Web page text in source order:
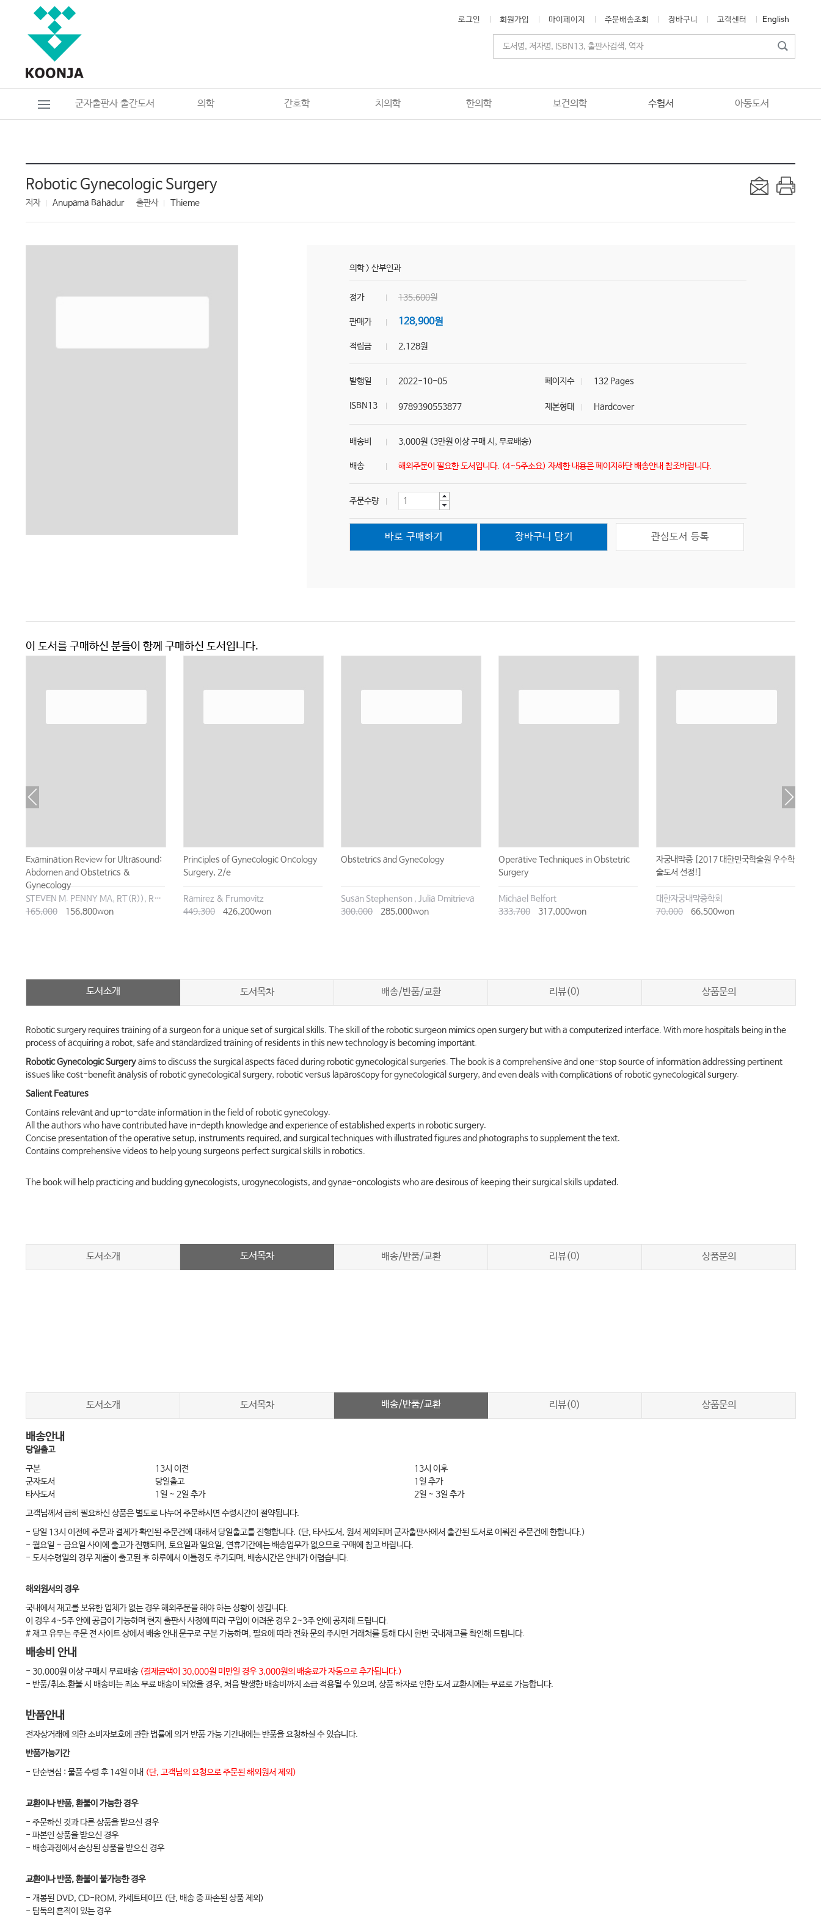
로그인 회원가입 마이페이지 주문배송조회 장바구니 고객센터 English
군자출판사 출간도서 의학 간호학 치의학 한의학 보건의학 수험서 아동도서
Robotic Gynecologic Surgery
저자 Anupama Bahadur 출판사 Thieme
의학> 산부인과
정가 135,600원
판매가 128,900원
적립금 2,128원
발행일 2022-10-05 페이지수 132 Pages
ISBN13 9789390553877 제본형태 Hardcover
배송비 3,000원 (3만원 이상 구매 시, 무료배송)
배송 해외주문이 필요한 도서입니다. (4~5주소요) 자세한 내용은 페이지하단 배송안내 참조바랍니다.
주문수량
바로 구매하기 장바구니 담기 관심도서 등록
이 도서를 구매하신 분들이 함께 구매하신 도서입니다.
Examination Review for Ultrasound:
Abdomen and Obstetrics &
Gynecology
STEVEN M. PENNY MA, RT(R)), RDMS
165,000
156,800won
Principles of Gynecologic Oncology
Surgery, 2/e
Ramirez & Frumovitz
449,300
426,200won
Obstetrics and Gynecology
Susan Stephenson , Julia Dmitrieva
300,000
285,000won
Operative Techniques in Obstetric
Surgery
Michael Belfort
333,700
317,000won
자궁내막증 [2017 대한민국학술원 우수학
술도서 선정!]
대한자궁내막증학회
70,000
66,500won
도서소개 도서목차 배송/반품/교환 리뷰(0) 상품문의
Robotic surgery requires training of a surgeon for a unique set of surgical skills. The skill of the robotic surgeon mimics open surgery but with a computerized interface. With more hospitals being in the
process of acquiring a robot, safe and standardized training of residents in this new technology is becoming important.
Robotic Gynecologic Surgeryaims to discuss the surgical aspects faced during robotic gynecological surgeries. The book is a comprehensive and one-stop source of information addressing pertinent
issues like cost-benefit analysis of robotic gynecological surgery, robotic versus laparoscopy for gynecological surgery, and even deals with complications of robotic gynecological surgery.
Salient Features
Contains relevant and up-to-date information in the field of robotic gynecology.
All the authors who have contributed have in-depth knowledge and experience of established experts in robotic surgery.
Concise presentation of the operative setup, instruments required, and surgical techniques with illustrated figures and photographs to supplement the text.
Contains comprehensive videos to help young surgeons perfect surgical skills in robotics.
The book will help practicing and budding gynecologists, urogynecologists, and gynae-oncologists who are desirous of keeping their surgical skills updated.
도서소개 도서목차 배송/반품/교환 리뷰(0) 상품문의
도서소개 도서목차 배송/반품/교환 리뷰(0) 상품문의
배송안내
당일출고
구분
13시 이전
13시 이후
군자도서
당일출고
1일 추가
타사도서
1일 ~ 2일 추가
2일 ~ 3일 추가
고객님께서 급히 필요하신 상품은 별도로 나누어 주문하시면 수령시간이 절약됩니다.
- 당일 13시 이전에 주문과 결제가 확인된 주문건에 대해서 당일출고를 진행합니다. (단, 타사도서, 원서 제외되며 군자출판사에서 출간된 도서로 이뤄진 주문건에 한합니다.)
- 월요일 ~ 금요일 사이에 출고가 진행되며, 토요일과 일요일, 연휴기간에는 배송업무가 없으므로 구매에 참고 바랍니다.
- 도서수령일의 경우 제품이 출고된 후 하루에서 이틀정도 추가되며, 배송시간은 안내가 어렵습니다.
해외원서의 경우
국내에서 재고를 보유한 업체가 없는 경우 해외주문을 해야 하는 상황이 생깁니다.
이 경우 4~5주 안에 공급이 가능하며 현지 출판사 사정에 따라 구입이 어려운 경우 2~3주 안에 공지해 드립니다.
# 재고 유무는 주문 전 사이트 상에서 배송 안내 문구로 구분 가능하며, 필요에 따라 전화 문의 주시면 거래처를 통해 다시 한번 국내재고를 확인해 드립니다.
배송비 안내
- 30,000원 이상 구매시 무료배송 (결제금액이 30,000원 미만일 경우 3,000원의 배송료가 자동으로 추가됩니다.)
- 반품/취소.환불 시 배송비는 최소 무료 배송이 되었을 경우, 처음 발생한 배송비까지 소급 적용될 수 있으며, 상품 하자로 인한 도서 교환시에는 무료로 가능합니다.
반품안내
전자상거래에 의한 소비자보호에 관한 법률에 의거 반품 가능 기간내에는 반품을 요청하실 수 있습니다.
반품가능기간
- 단순변심 : 물품 수령 후 14일 이내 (단, 고객님의 요청으로 주문된 해외원서 제외)
교환이나 반품, 환불이 가능한 경우
- 주문하신 것과 다른 상품을 받으신 경우
- 파본인 상품을 받으신 경우
- 배송과정에서 손상된 상품을 받으신 경우
교환이나 반품, 환불이 불가능한 경우
- 개봉된 DVD, CD-ROM, 카세트테이프 (단, 배송 중 파손된 상품 제외)
- 탐독의 흔적이 있는 경우